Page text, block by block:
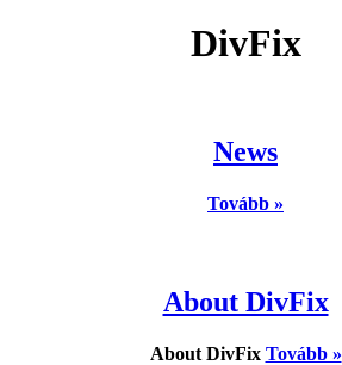
DivFix
News
Tovább »
About DivFix
About DivFix Tovább »